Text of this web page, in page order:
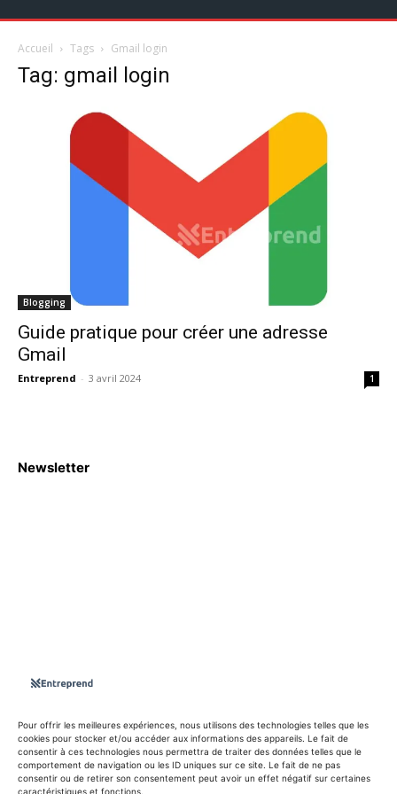
Pour offrir les meilleures expériences, nous utilisons des technologies telles que les
cookies pour stocker et/ou accéder aux informations des appareils. Le fait de
consentir à ces technologies nous permettra de traiter des données telles que le
comportement de navigation ou les ID uniques sur ce site. Le fait de ne pas
consentir ou de retirer son consentement peut avoir un effet négatif sur certaines
caractéristiques et fonctions.
Accueil Tags Gmail login
Tag: gmail login
Blogging
Guide pratique pour créer une adresse
Gmail
Entreprend - 3 avril 2024 1
info@entreprend.net
Newsletter